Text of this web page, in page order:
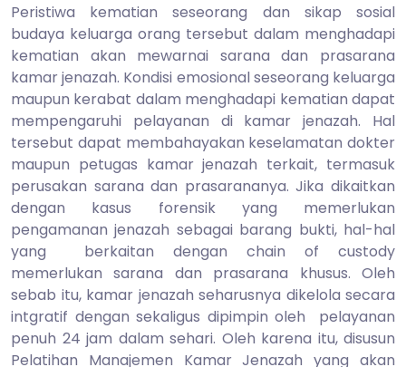
Peristiwa kematian seseorang dan sikap sosial
budaya keluarga orang tersebut dalam menghadapi
kematian akan mewarnai sarana dan prasarana
kamar jenazah. Kondisi emosional seseorang keluarga
maupun kerabat dalam menghadapi kematian dapat
mempengaruhi pelayanan di kamar jenazah. Hal
tersebut dapat membahayakan keselamatan dokter
maupun petugas kamar jenazah terkait, termasuk
perusakan sarana dan prasarananya. Jika dikaitkan
dengan kasus forensik yang memerlukan
pengamanan jenazah sebagai barang bukti, hal-hal
yang berkaitan dengan chain of custody
memerlukan sarana dan prasarana khusus. Oleh
sebab itu, kamar jenazah seharusnya dikelola secara
intgratif dengan sekaligus dipimpin oleh pelayanan
penuh 24 jam dalam sehari. Oleh karena itu, disusun
Pelatihan Manajemen Kamar Jenazah yang akan